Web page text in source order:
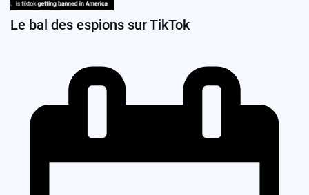
Le bal des espions sur TikTok